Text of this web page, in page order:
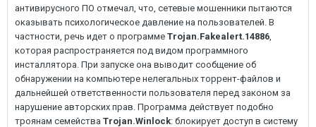
антивирусного ПО отмечал, что, сетевые мошенники пытаются
оказывать психологическое давление на пользователей. В
частности, речь идет о программе Trojan.Fakealert.14886,
которая распространяется под видом программного
инсталлятора. При запуске она выводит сообщение об
обнаружении на компьютере нелегальных торрент-файлов и
дальнейшей ответственности пользователя перед законом за
нарушение авторских прав. Программа действует подобно
троянам семейства Trojan.Winlock: блокирует доступ в систему